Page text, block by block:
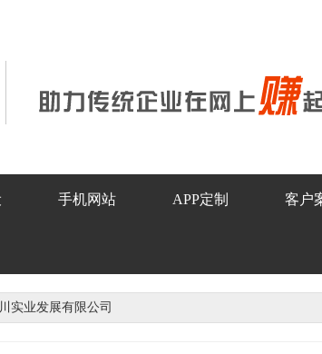
手机网站 APP定制 客户
实业发展有限公司